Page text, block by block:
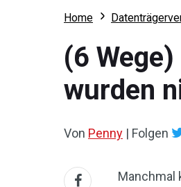
Home
(6
wurden
Von Penny | Folgen
Manchmal